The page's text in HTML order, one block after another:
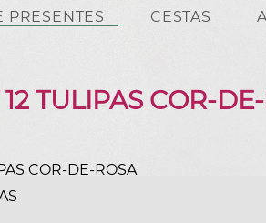
PRESENTES CESTAS
TULIPAS COR-
COR-DE-ROSA